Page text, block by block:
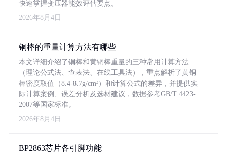
快速掌握变压器能效评估要点。
2026年8月4日
铜棒的重量计算方法有哪些
本文详细介绍了铜棒和黄铜棒重量的三种常用计算方法
（理论公式法、查表法、在线工具法），重点解析了黄铜
棒密度取值（8.4-8.7g/cm³）和计算公式的差异，并提供实
际计算案例、误差分析及选材建议，数据参考GB/T 4423-
2007等国家标准。
2026年8月4日
BP2863芯片各引脚功能